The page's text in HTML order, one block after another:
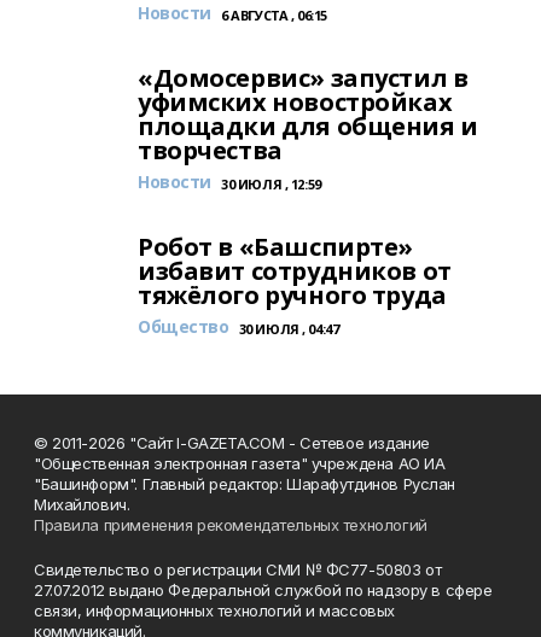
Новости 6 АВГУСТА , 06:15
«Домосервис» запустил в
уфимских новостройках
площадки для общения и
творчества
Новости 30 ИЮЛЯ , 12:59
Робот в «Башспирте»
избавит сотрудников от
тяжёлого ручного труда
Общество 30 ИЮЛЯ , 04:47
© 2011-2026 "Сайт I-GAZETA.COM - Сетевое издание
"Общественная электронная газета" учреждена АО ИА
"Башинформ". Главный редактор: Шарафутдинов Руслан
Михайлович.
Правила применения рекомендательных технологий
Свидетельство о регистрации СМИ № ФС77-50803 от
27.07.2012 выдано Федеральной службой по надзору в сфере
связи, информационных технологий и массовых
коммуникаций.